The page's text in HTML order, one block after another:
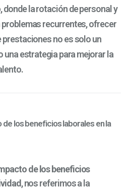
donde la rotación de personal y
recurrentes, ofrecer
no es solo un
una estrategia para mejorar la
los beneficios laborales en la
de los beneficios
, nos referimos a la